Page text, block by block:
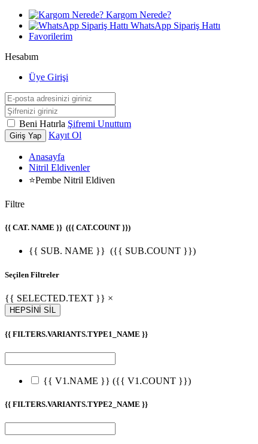
Kargom Nerede?
WhatsApp Sipariş Hattı
Favorilerim
Hesabım
Üye Girişi
Beni Hatırla Şifremi Unuttum
Giriş Yap Kayıt Ol
Anasayfa
Nitril Eldivenler
⭐Pembe Nitril Eldiven
Filtre
{{ CAT. NAME }} ({{ CAT.COUNT }})
{{ SUB. NAME }} ({{ SUB.COUNT }})
Seçilen Filtreler
{{ SELECTED.TEXT }} ×
HEPSİNİ SİL
{{ FILTERS.VARIANTS.TYPE1_NAME }}
{{ V1.NAME }} ({{ V1.COUNT }})
{{ FILTERS.VARIANTS.TYPE2_NAME }}